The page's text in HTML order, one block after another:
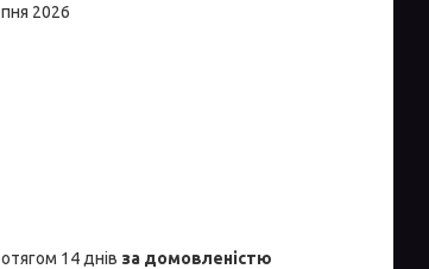
2026
14 днів за домовленістю